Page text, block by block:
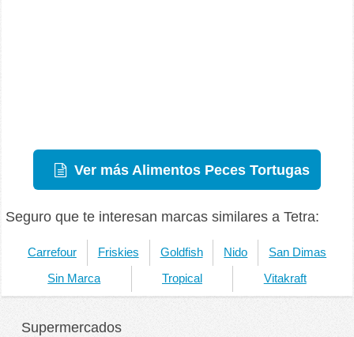
Ver más Alimentos Peces Tortugas
Seguro que te interesan marcas similares a Tetra:
Carrefour Friskies Goldfish Nido San Dimas
Sin Marca Tropical Vitakraft
Supermercados